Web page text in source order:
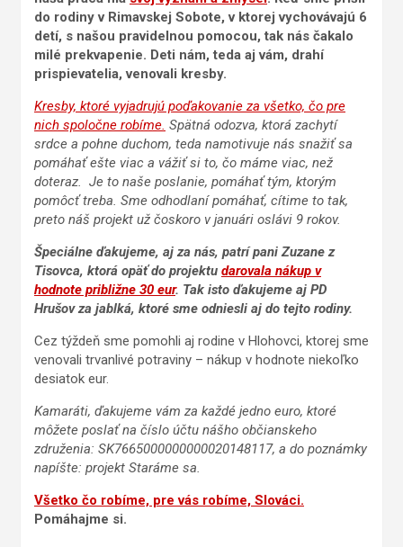
do rodiny v Rimavskej Sobote, v ktorej vychovávajú 6
detí, s našou pravidelnou pomocou, tak nás čakalo
milé prekvapenie. Deti nám, teda aj vám, drahí
prispievatelia, venovali kresby.
Kresby, ktoré vyjadrujú poďakovanie za všetko, čo pre
nich spoločne robíme. Spätná odozva, ktorá zachytí
srdce a pohne duchom, teda namotivuje nás snažiť sa
pomáhať ešte viac a vážiť si to, čo máme viac, než
doteraz. Je to naše poslanie, pomáhať tým, ktorým
pomôcť treba. Sme odhodlaní pomáhať, cítime to tak,
preto náš projekt už čoskoro v januári oslávi 9 rokov.
Špeciálne ďakujeme, aj za nás, patrí pani Zuzane z
Tisovca, ktorá opäť do projektu darovala nákup v
hodnote približne 30 eur. Tak isto ďakujeme aj PD
Hrušov za jablká, ktoré sme odniesli aj do tejto rodiny.
Cez týždeň sme pomohli aj rodine v Hlohovci, ktorej sme
venovali trvanlivé potraviny – nákup v hodnote niekoľko
desiatok eur.
Kamaráti, ďakujeme vám za každé jedno euro, ktoré
môžete poslať na číslo účtu nášho občianskeho
združenia: SK7665000000000020148117, a do poznámky
napíšte: projekt Staráme sa.
Všetko čo robíme, pre vás robíme, Slováci.
Pomáhajme si.